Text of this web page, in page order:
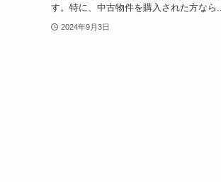
す。特に、中古物件を購入された方なら...
2024年9月3日